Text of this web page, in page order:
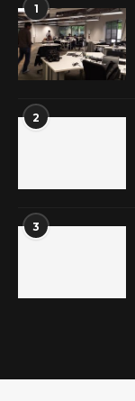
1
2
3